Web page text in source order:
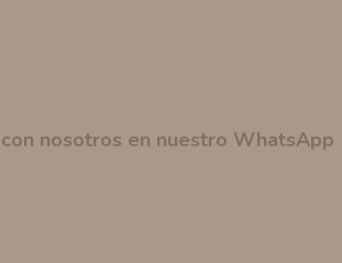
nosotros en nuestro WhatsApp